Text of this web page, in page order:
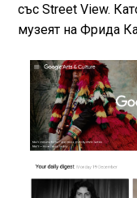
със Street View.
музеят на Фрида